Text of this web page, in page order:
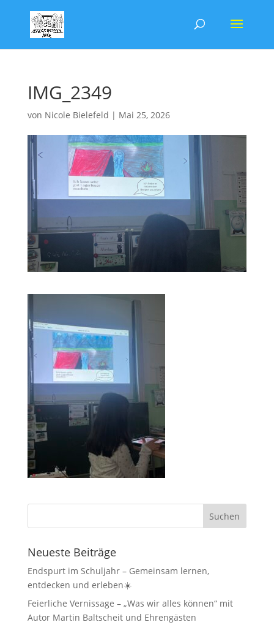
IMG_2349
von Nicole Bielefeld | Mai 25, 2026
Neueste Beiträge
Endspurt im Schuljahr – Gemeinsam lernen,
entdecken und erleben☀️
Feierliche Vernissage – „Was wir alles können“ mit
Autor Martin Baltscheit und Ehrengästen